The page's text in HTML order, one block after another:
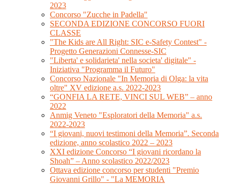
2023
Concorso "Zucche in Padella"
SECONDA EDIZIONE CONCORSO FUORI
CLASSE
"The Kids are All Right: SIC e-Safety Contest" -
Progetto Generazioni Connesse-SIC
"Liberta' e solidarieta' nella societa' digitale" -
Iniziativa "Programma il Futuro"
Concorso Nazionale "In Memoria di Olga: la vita
oltre" XV edizione a.s. 2022-2023
“GONFIA LA RETE, VINCI SUL WEB” – anno
2022
Anmig Veneto "Esploratori della Memoria" a.s.
2022-2023
“I giovani, nuovi testimoni della Memoria”. Seconda
edizione, anno scolastico 2022 – 2023
XXI edizione Concorso “I giovani ricordano la
Shoah” – Anno scolastico 2022/2023
Ottava edizione concorso per studenti "Premio
Giovanni Grillo" - "La MEMORIA